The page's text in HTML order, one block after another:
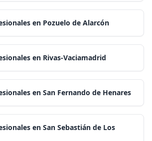
en Pozuelo de Alarcón
en Rivas-Vaciamadrid
en San Fernando de Henares
en San Sebastián de Los